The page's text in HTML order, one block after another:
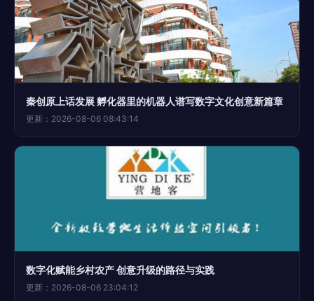
秦创原上话发展 孵化器里的机器人谱写数字文化创意新篇章
更新：2026-08-06 08:43:14
数字化赋能乡村农产 创意升级的路径与实践
更新：2026-08-06 23:04:12